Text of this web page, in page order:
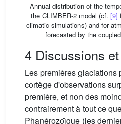
Annual distribution of the
the CLIMBER-2 model (cf. [9]
climatic simulations) and for
forecasted by the
4 Discussions
Les premières glaciations
cortège d'observations
première, et non des
contrairement à tout ce
Phanérozoı̈que (les